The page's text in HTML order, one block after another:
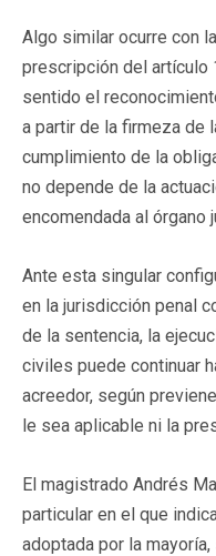
Algo similar ocurre con
prescripción del artículo
sentido el
a partir de la firmeza de
cumplimiento de la
no depende de la
encomendada al órgano
Ante esta singular
en la jurisdicción penal
de la sentencia, la
civiles puede continuar
acreedor, según
le sea aplicable ni la
El magistrado Andrés
particular en el que
adoptada por la